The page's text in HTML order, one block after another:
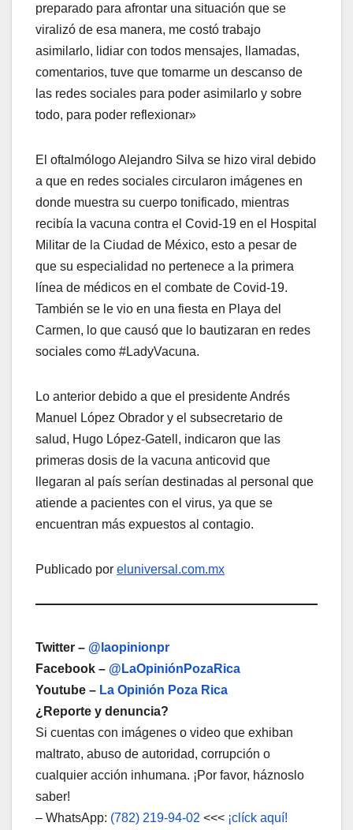
preparado para afrontar una situación que se
viralizó de esa manera, me costó trabajo
asimilarlo, lidiar con todos mensajes, llamadas,
comentarios, tuve que tomarme un descanso de
las redes sociales para poder asimilarlo y sobre
todo, para poder reflexionar»
El oftalmólogo Alejandro Silva se hizo viral debido
a que en redes sociales circularon imágenes en
donde muestra su cuerpo tonificado, mientras
recibía la vacuna contra el Covid-19 en el Hospital
Militar de la Ciudad de México, esto a pesar de
que su especialidad no pertenece a la primera
línea de médicos en el combate de Covid-19.
También se le vio en una fiesta en Playa del
Carmen, lo que causó que lo bautizaran en redes
sociales como #LadyVacuna.
Lo anterior debido a que el presidente Andrés
Manuel López Obrador y el subsecretario de
salud, Hugo López-Gatell, indicaron que las
primeras dosis de la vacuna anticovid que
llegaran al país serían destinadas al personal que
atiende a pacientes con el virus, ya que se
encuentran más expuestos al contagio.
Publicado por eluniversal.com.mx
Twitter – @laopinionpr
Facebook – @LaOpiniónPozaRica
Youtube – La Opinión Poza Rica
¿Reporte y denuncia?
Si cuentas con imágenes o video que exhiban
maltrato, abuso de autoridad, corrupción o
cualquier acción inhumana. ¡Por favor, háznoslo
saber!
– WhatsApp: (782) 219-94-02 <<< ¡clíck aquí!